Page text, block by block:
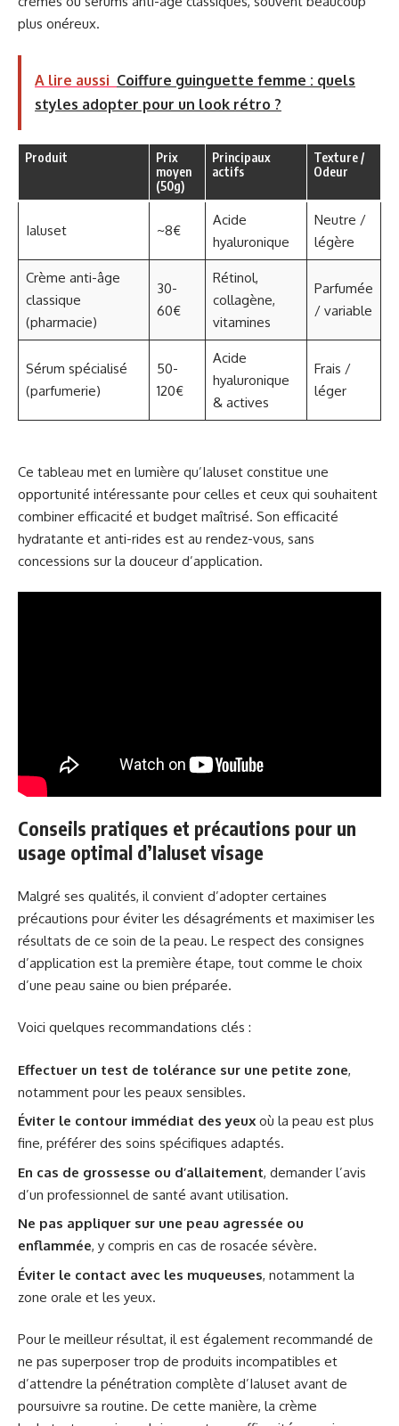
plus onéreux.
A lire aussi Coiffure guinguette femme : quels
styles adopter pour un look rétro ?
Produit
Prix
moyen
(50g)
Principaux
actifs
Texture /
Odeur
Ialuset ~8€
Acide
hyaluronique
Neutre /
légère
Crème anti-âge
classique
(pharmacie)
30-
60€
Rétinol,
collagène,
vitamines
Parfumée
/ variable
Sérum spécialisé
(parfumerie)
50-
120€
Acide
hyaluronique
& actives
Frais /
léger
Ce tableau met en lumière qu’Ialuset constitue une
opportunité intéressante pour celles et ceux qui souhaitent
combiner efficacité et budget maîtrisé. Son efficacité
hydratante et anti-rides est au rendez-vous, sans
concessions sur la douceur d’application.
Conseils pratiques et précautions pour un
usage optimal d’Ialuset visage
Malgré ses qualités, il convient d’adopter certaines
précautions pour éviter les désagréments et maximiser les
résultats de ce soin de la peau. Le respect des consignes
d’application est la première étape, tout comme le choix
d’une peau saine ou bien préparée.
Voici quelques recommandations clés :
Effectuer un test de tolérance sur une petite zone,
notamment pour les peaux sensibles.
Éviter le contour immédiat des yeux où la peau est plus
fine, préférer des soins spécifiques adaptés.
En cas de grossesse ou d’allaitement, demander l’avis
d’un professionnel de santé avant utilisation.
Ne pas appliquer sur une peau agressée ou
enflammée, y compris en cas de rosacée sévère.
Éviter le contact avec les muqueuses, notamment la
zone orale et les yeux.
Pour le meilleur résultat, il est également recommandé de
ne pas superposer trop de produits incompatibles et
d’attendre la pénétration complète d’Ialuset avant de
poursuivre sa routine. De cette manière, la crème